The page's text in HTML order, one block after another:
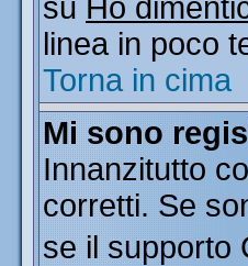
su Ho
linea in poco
Torna in cima
Mi sono
Innanzitutto
corretti. Se
se il supporto